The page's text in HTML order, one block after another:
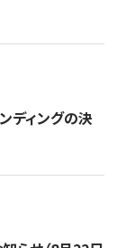
ディングの決